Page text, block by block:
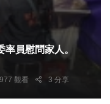
員慰問家人。
觀看 3 分享